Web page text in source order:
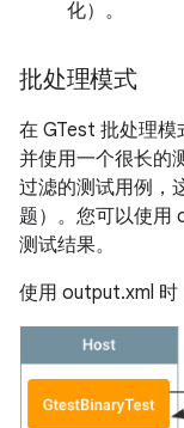
化）。
批处理模式
在 GTest 批处理模
并使用一个很长的
过滤的测试用例，
题）。您可以使用
测试结果。
使用 output.xml 时